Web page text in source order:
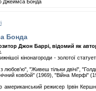
Джеймса Бонда
Бонда
Джон Баррі, відомий як
кінонагороди - золотої
любов'ю", "Живеш тільки двічі",
ковбой" (1969), "Війна Мерфі"
режисер Ірвін